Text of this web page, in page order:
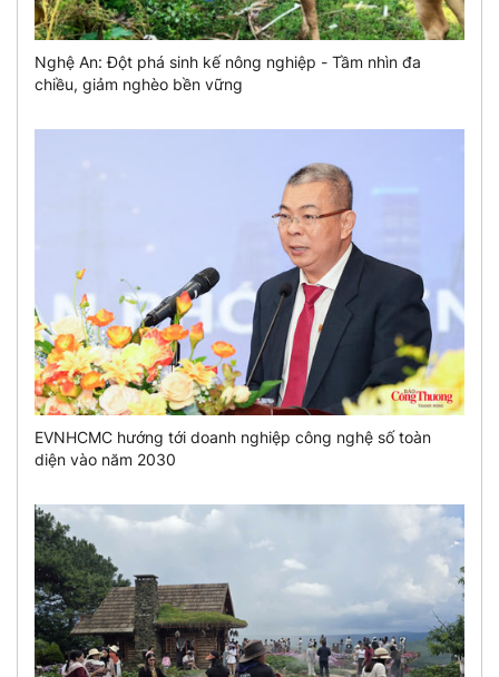
Nghệ An: Đột phá sinh kế nông nghiệp - Tầm nhìn đa
chiều, giảm nghèo bền vững
EVNHCMC hướng tới doanh nghiệp công nghệ số toàn
diện vào năm 2030